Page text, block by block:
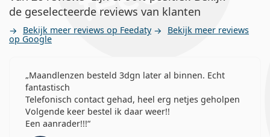
de geselecteerde reviews van klanten
Bekijk meer reviews op Feedaty Bekijk meer reviews
op Google
Maandlenzen besteld 3dgn later al binnen. Echt
fantastisch
Telefonisch contact gehad, heel erg netjes geholpen
Volgende keer bestel ik daar weer!!
Een aanrader!!!